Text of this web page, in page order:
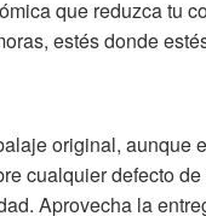
que reduzca tu
estés donde
original, aunque
cualquier defecto
Aprovecha la